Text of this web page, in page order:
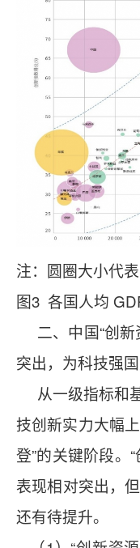
注：圆圈大小代表
图3 各国人均
二、中国“创新
突出，为科技强
从一级指标和
技创新实力大幅
登”的关键阶段。
表现相对突出，
还有待提升。